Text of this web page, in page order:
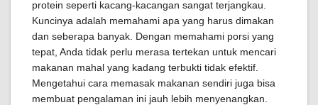
protein seperti kacang-kacangan sangat terjangkau.
Kuncinya adalah memahami apa yang harus dimakan
dan seberapa banyak. Dengan memahami porsi yang
tepat, Anda tidak perlu merasa tertekan untuk mencari
makanan mahal yang kadang terbukti tidak efektif.
Mengetahui cara memasak makanan sendiri juga bisa
membuat pengalaman ini jauh lebih menyenangkan.